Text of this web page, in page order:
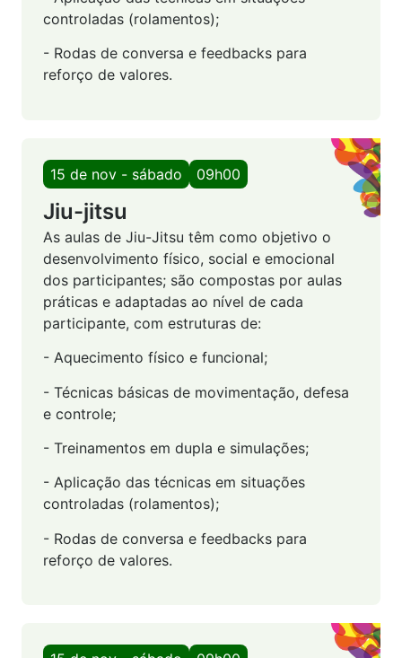
controladas (rolamentos);
- Rodas de conversa e feedbacks para
reforço de valores.
15 de nov - sábado 09h00
Jiu-jitsu
As aulas de Jiu-Jitsu têm como objetivo o
desenvolvimento físico, social e emocional
dos participantes; são compostas por aulas
práticas e adaptadas ao nível de cada
participante, com estruturas de:
- Aquecimento físico e funcional;
- Técnicas básicas de movimentação, defesa
e controle;
- Treinamentos em dupla e simulações;
- Aplicação das técnicas em situações
controladas (rolamentos);
- Rodas de conversa e feedbacks para
reforço de valores.